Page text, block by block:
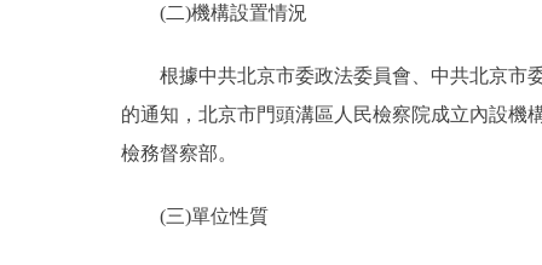
(二)機構設置情況
根據中共北京市委政法委員會、中共北京市委
的通知，北京市門頭溝區人民檢察院成立內設機
檢務督察部。
(三)單位性質